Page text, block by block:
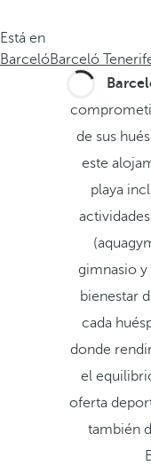
Está en
BarcelóBarceló
de sus
este
playa
gimnasio
bienestar
cada
donde
el
oferta
también